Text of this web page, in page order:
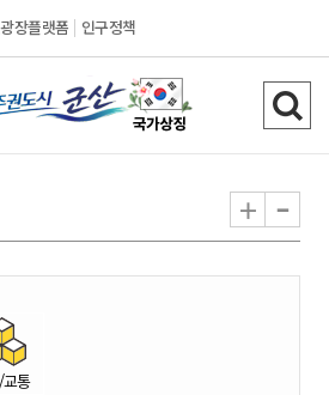
장플랫폼 인구정책
시
민
권
시
검
색
기
+ -
통